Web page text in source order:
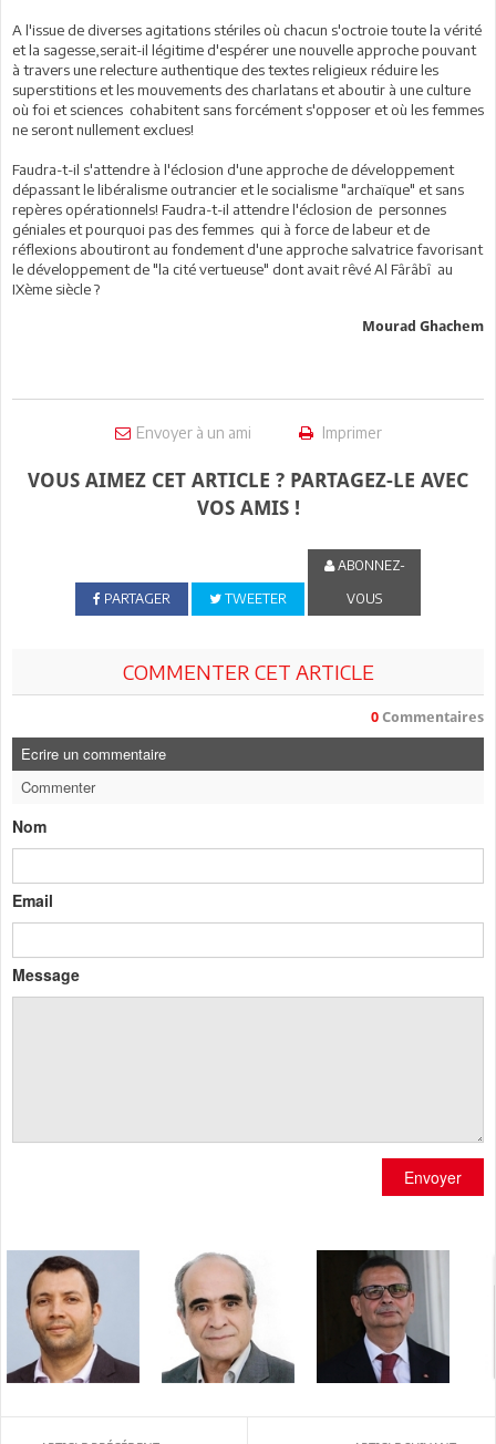
A l'issue de diverses agitations stériles où chacun s'octroie toute la vérité
et la sagesse,serait-il légitime d'espérer une nouvelle approche pouvant
à travers une relecture authentique des textes religieux réduire les
superstitions et les mouvements des charlatans et aboutir à une culture
où foi et sciences cohabitent sans forcément s'opposer et où les femmes
ne seront nullement exclues!
Faudra-t-il s'attendre à l'éclosion d'une approche de développement
dépassant le libéralisme outrancier et le socialisme "archaïque" et sans
repères opérationnels! Faudra-t-il attendre l'éclosion de personnes
géniales et pourquoi pas des femmes qui à force de labeur et de
réflexions aboutiront au fondement d'une approche salvatrice favorisant
le développement de "la cité vertueuse" dont avait rêvé Al Fârâbî au
IXème siècle ?
Mourad Ghachem
Envoyer à un ami Imprimer
VOUS AIMEZ CET ARTICLE ? PARTAGEZ-LE AVEC
VOS AMIS !
PARTAGER TWEETER
ABONNEZ-
VOUS
COMMENTER CET ARTICLE
0 Commentaires
Ecrire un commentaire
Commenter
Nom
Email
Message
Envoyer